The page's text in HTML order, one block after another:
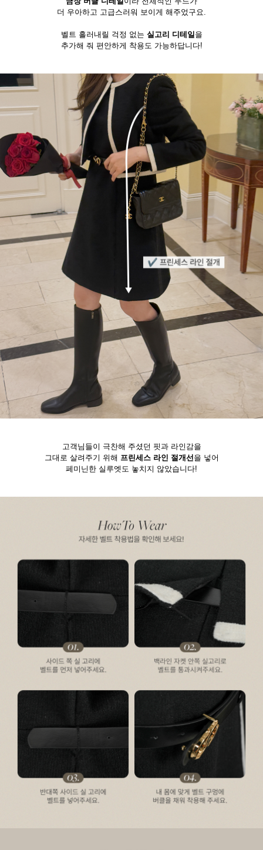
더 우아하고 고급스러워 보이게 해주었구요.
벨트 흘러내릴 걱정 없는 실고리 디테일을
추가해 줘 편안하게 착용도 가능하답니다!
고객님들이 극찬해 주셨던 핏과 라인감을
그대로 살려주기 위해 프린세스 라인 절개선 을 넣어
페미닌한 실루엣도 놓치지 않았습니다!